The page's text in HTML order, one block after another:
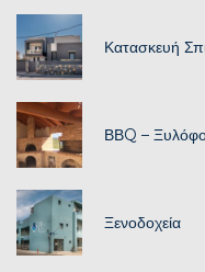
Κατασκευή
ΒΒQ –
Ξενοδοχεία